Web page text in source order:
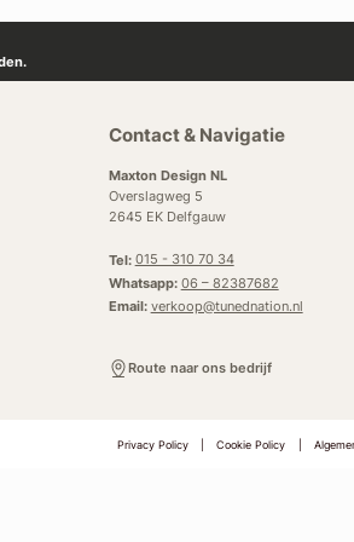
Contact & Navigatie
Maxton Design NL
Overslagweg 5
2645 EK Delfgauw
Tel: 015 - 310 70 34
Whatsapp: 06 – 82387682
Email: verkoop@tunednation.nl
Route naar ons bedrijf
Privacy Policy Cookie Policy